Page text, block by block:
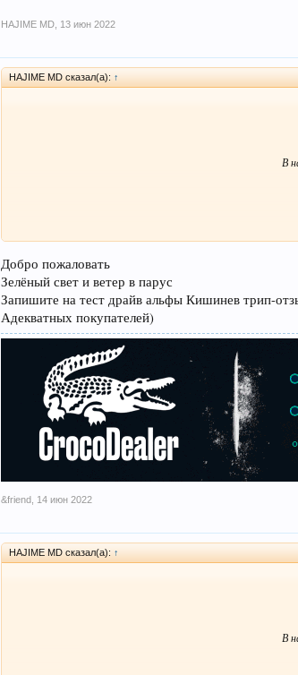
HAJIME MD 13 июн 2022
HAJIME MD сказал(а): ↑
В
Добро пожаловать
Зелёный свет и ветер в парус
Запишите на тест драйв альфы Кишинев трип-
Адекватных покупателей)
&friend 14 июн 2022
HAJIME MD сказал(а): ↑
В